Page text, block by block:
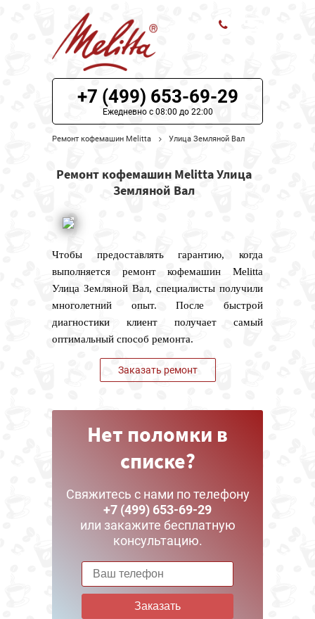
ЦЕНЫ НА РЕМОНТ
О СЕРВИСЕ
МОДЕЛИ MELITTA
НАШИ КОНТАКТЫ
+7 (499) 653-69-29
Ежедневно с 08:00 до 22:00
Ремонт кофемашин Melitta Улица Земляной Вал
Ремонт кофемашин Melitta Улица
Земляной Вал
Чтобы предоставлять гарантию, когда
выполняется ремонт кофемашин Melitta
Улица Земляной Вал, специалисты получили
многолетний опыт. После быстрой
диагностики клиент получает самый
оптимальный способ ремонта.
Заказать ремонт
Нет поломки в
списке?
Свяжитесь с нами по телефону
+7 (499) 653-69-29
или закажите бесплатную
консультацию.
Заказать